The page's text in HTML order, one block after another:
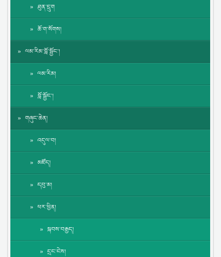
ཐུན་དྲུག
ཆོ་ག་སོགས།
ལམ་རིམ་བློ་སྦྱོང་།
ལམ་རིམ།
བློ་སྦྱོང་།
གཞུང་ཆེན།
འདུལ་བ།
མཛོད།
དབུ་མ།
ཕར་ཕྱིན།
སྐབས་བརྒྱད།
དྲང་ངེས།